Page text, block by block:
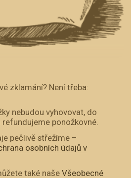
zklamání? Není třeba:
nebudou vyhovovat, do
ponožkovné.
pečlivě střežíme –
osobních údajů v
také naše Všeobecné